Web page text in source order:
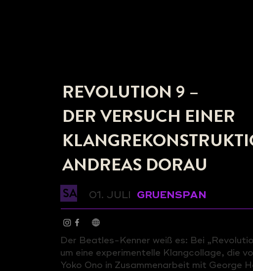
REVOLUTION 9 –
DER VERSUCH EINER
ANDREAS DORAU
01. JULI GRUENSPAN
SA
Der Beatles-Kenner weiß es: Bei
um eine experimentelle Klangcollage, die
Yoko Ono in Zusammenarbeit mit George